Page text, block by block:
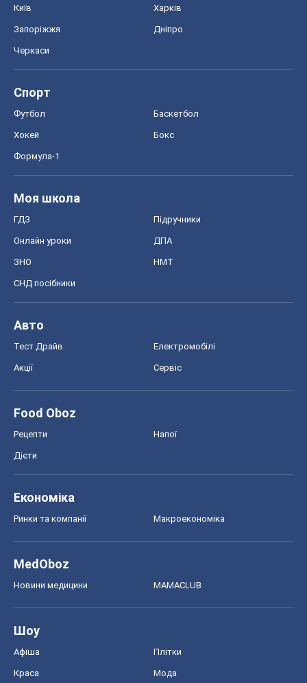
Київ Харків
Запоріжжя Дніпро
Черкаси
Спорт
Футбол Баскетбол
Хокей Бокс
Формула-1
Моя школа
ГДЗ Підручники
Онлайн уроки ДПА
ЗНО НМТ
СНД посібники
Авто
Тест Драйв Електромобілі
Акції Сервіс
Food Oboz
Рецепти Напої
Дієти
Економіка
Ринки та компанії Макроекономіка
MedOboz
Новини медицини MAMACLUB
Шоу
Афіша Плітки
Краса Мода